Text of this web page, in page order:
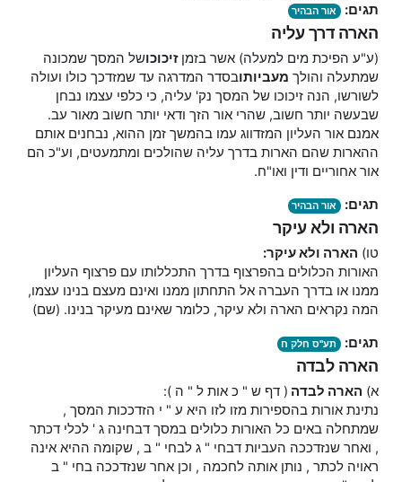
תגים:
אור הבהיר
הארה דרך עליה
(ע"ע הפיכת מים למעלה) אשר בזמןזיכוכושל המסך שמכונה
שמתעלה והולך מעביותובסדר המדרגה עד שמזדכך כולו ועולה
לשורשו, הנה זיכוכו של המסך נק' עליה, כי כלפי עצמו נבחן
שבעשה יותר חשוב, שהרי אור הזך ודאי יותר חשוב מאור עב.
אמנם אור העליון המזדווג עמו בהמשך זמן ההוא, נבחנים אותם
ההארות שהם הארות בדרך עליה שהולכים ומתמעטים, וע"כ הם
אור אחוריים ודין ואו"ח.
תגים: אור הבהיר
הארה ולא עיקר
טו) הארה ולא עיקר:
האורות הכלולים בהפרצוף בדרך התכללותו עם פרצוף העליון
ממנו או בדרך העברה אל התחתון ממנו ואינם מעצם בנינו עצמו,
המה נקראים הארה ולא עיקר, כלומר שאינם מעיקר בנינו. (שם)
תגים: תע"ס חלק ח
הארה לבדה
א) הארה לבדה ( דף ש " כ אות ל " ה ):
נתינת אורות בהספירות מזו לזו היא ע " י הזדככות המסך ,
שמתחלה באים כל האורות כלולים במסך דבחינה ג ' לכלי דכתר
, ואחר שנזדככה העביות דבחי " ג לבחי " ב , שקומה ההיא אינה
ראויה לכתר , נותן אותה לחכמה , וכן אחר שנזדככה בחי " ב